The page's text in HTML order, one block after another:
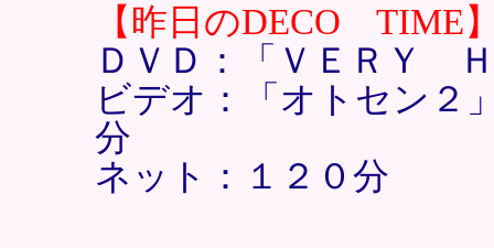
【昨日のDECO TIME
ＤＶＤ：「ＶＥＲＹ
ビデオ：「オトセン
分
ネット：１２０分